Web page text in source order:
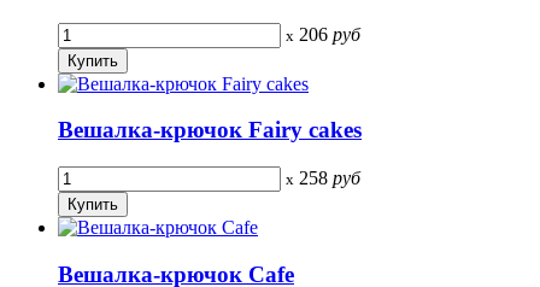
x 206 руб
Вешалка-крючок Fairy cakes
x 258 руб
Вешалка-крючок Cafe